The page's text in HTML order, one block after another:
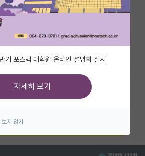
포스텍 대학원 온라인 설명회 실시
자세히 보기
지 않기
계정과 연동하여 김박사넷의
카카오로 시작하기
msyi@pusan.ac.kr
http://pnusdp.tk/
즐겨찾기